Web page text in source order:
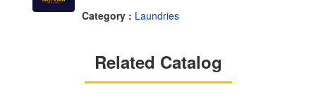
Category : Laundries
Related Catalog